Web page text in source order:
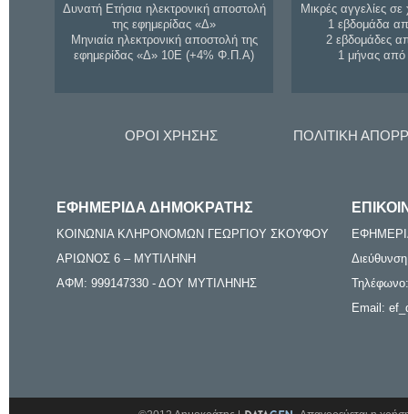
Δυνατή Ετήσια ηλεκτρονική αποστολή
της εφημερίδας «Δ»
Μηνιαία ηλεκτρονική αποστολή της
εφημερίδας «Δ» 10Ε (+4% Φ.Π.Α)
Μικρές αγγελίες σε
1 εβδομάδα
2 εβδομάδες
1 μήνας
ΟΡΟΙ ΧΡΗΣΗΣ ΠΟΛΙΤΙΚΗ
ΕΦΗΜΕΡΙΔΑ ΔΗΜΟΚΡΑΤΗΣ
ΚΟΙΝΩΝΙΑ ΚΛΗΡΟΝΟΜΩΝ ΓΕΩΡΓΙΟΥ ΣΚΟΥΦΟΥ
ΑΡΙΩΝΟΣ 6 – ΜΥΤΙΛΗΝΗ
ΑΦΜ: 999147330 - ΔΟΥ ΜΥΤΙΛΗΝΗΣ
Email: